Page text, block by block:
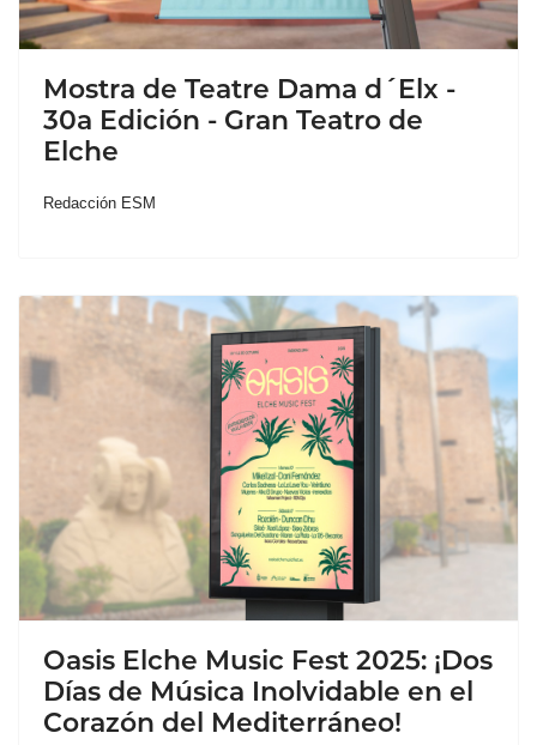
Mostra de Teatre Dama d´Elx -
30a Edición - Gran Teatro de
Elche
Redacción ESM
Oasis Elche Music Fest 2025: ¡Dos
Días de Música Inolvidable en el
Corazón del Mediterráneo!